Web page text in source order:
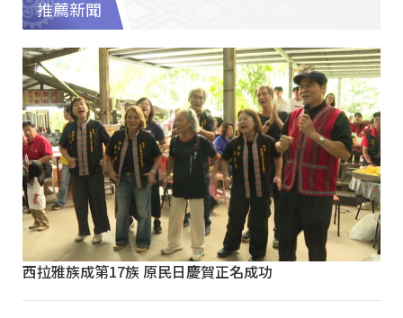
推薦新聞
西拉雅族成第17族 原民日慶賀正名成功